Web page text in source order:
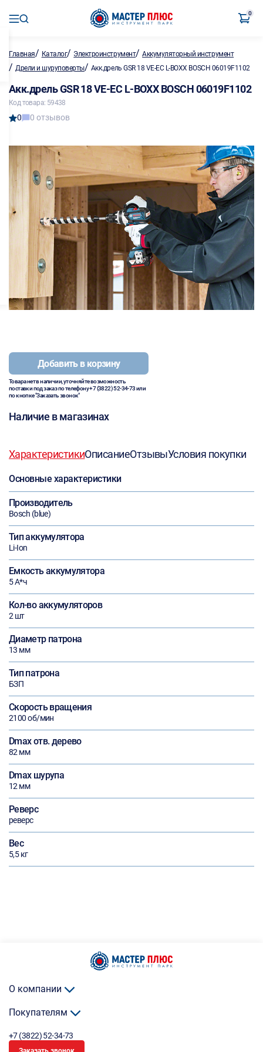
0
Главная/ Каталог/ Электроинструмент/Аккумуляторный инструмент
/ Дрели и шуруповерты/ Акк.дрель GSR 18 VE-EC L-BOXX BOSCH 06019F1102
Акк.дрель GSR 18 VE-EC L-BOXX BOSCH 06019F1102
Код товара: 59438
0 0 отзывов
Добавить в корзину
Товара нет в наличии, уточняйте возможность
поставки под заказ по телефону+7 (3822) 52-34-73или
по кнопке "Заказать звонок"
Наличие в магазинах
ХарактеристикиОписаниеОтзывыУсловия покупки
Основные характеристики
Производитель
Bosch (blue)
Тип аккумулятора
Li-Ion
Емкость аккумулятора
5 А*ч
Кол-во аккумуляторов
2 шт
Диаметр патрона
13 мм
Тип патрона
БЗП
Скорость вращения
2100 об/мин
Dmax отв. дерево
82 мм
Dmax шурупа
12 мм
Реверс
реверс
Вес
5,5 кг
О компании
Покупателям
+7 (3822) 52-34-73